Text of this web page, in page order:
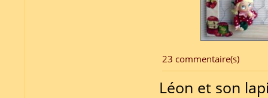
23 commentaire(s)
Léon et son